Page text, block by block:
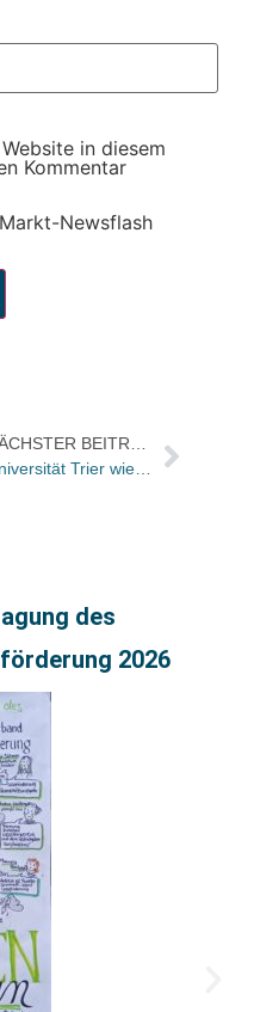
in diesem
Kommentar
Newsflash
des
2026